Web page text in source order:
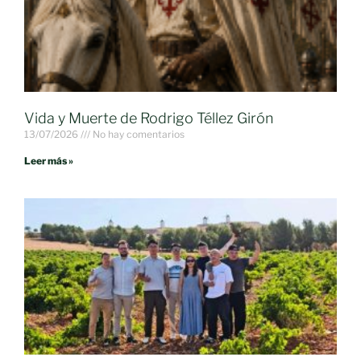
Vida y Muerte de Rodrigo Téllez Girón
13/07/2026 No hay comentarios
Leer más »